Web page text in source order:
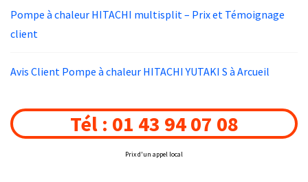
Pompe à chaleur HITACHI multisplit – Prix et Témoignage
client
Avis Client Pompe à chaleur HITACHI YUTAKI S à Arcueil
Tél : 01 43 94 07 08
Prix d'un appel local